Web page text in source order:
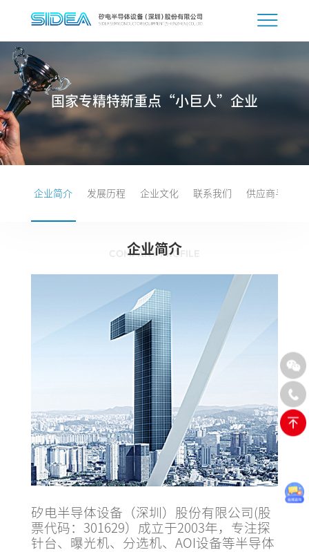
国家专精特新重点“小巨人”企业
企业简介 发展历程 企业文化 联系我们 供应商寻源
企业简介
COMPANY PROFILE
矽电半导体设备（深圳）股份有限公司(股
票代码：301629）成立于2003年，专注探
针台、曝光机、分选机、AOI设备等半导体